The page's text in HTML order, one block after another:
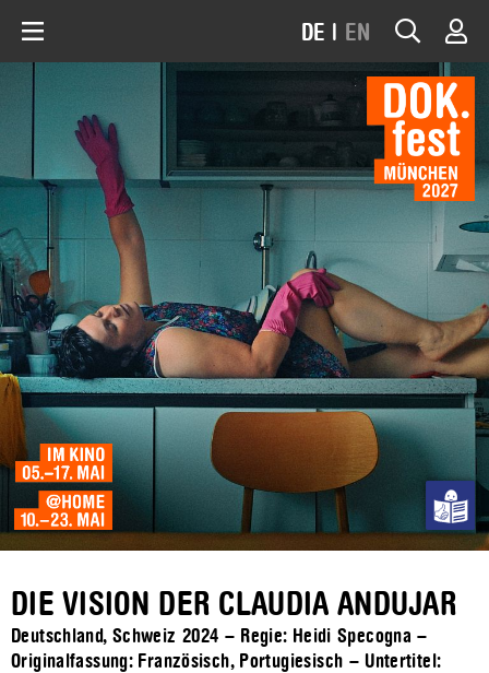
DE | EN
DIE VISION DER CLAUDIA ANDUJAR
Deutschland, Schweiz 2024 – Regie: Heidi Specogna –
Originalfassung: Französisch, Portugiesisch – Untertitel: